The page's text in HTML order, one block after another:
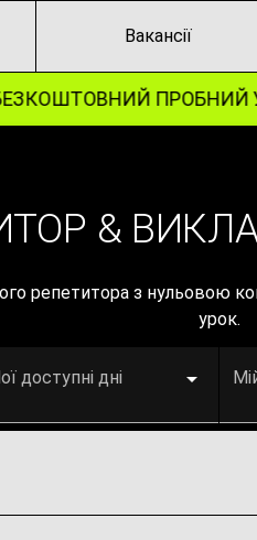
Вакансії
ПРОБНИЙ
&
репетитора з нульовою
урок.
доступні дні